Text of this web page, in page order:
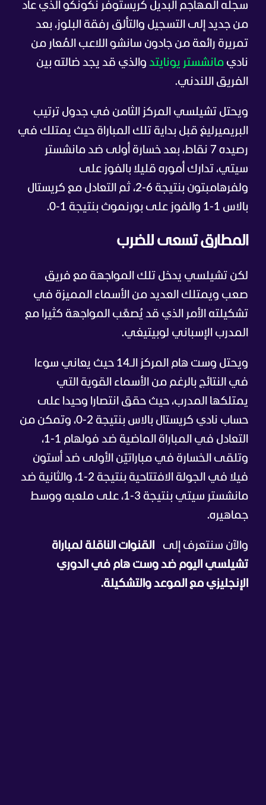
سجله المهاجم البديل كريستوفر نكونكو الذي عاد
من جديد إلى التسجيل والتألق رفقة البلوز، بعد
تمريرة رائعة من جادون سانشو اللاعب المُعار من
نادي مانشستر يونايتد والذي قد يجد ضالته بين
الفريق اللندني.
ويحتل تشيلسي المركز الثامن في جدول ترتيب
البريميرليغ قبل بداية تلك المباراة حيث يمتلك في
رصيده 7 نقاط، بعد خسارة أولى ضد مانشستر
سيتي، تدارك أموره قليلا بالفوز على
ولفرهامبتون بنتيجة 6-2، ثم التعادل مع كريستال
بالاس 1-1 والفوز على بورنموث بنتيجة 1-0.
المطارق تسعى للضرب
لكن تشيلسي يدخل تلك المواجهة مع فريق
صعب ويمتلك العديد من الأسماء المميزة في
تشكيلته الأمر الذي قد يُصعّب المواجهة كثيرا مع
المدرب الإسباني لوبيتيغي.
ويحتل وست هام المركز الـ14 حيث يعاني سوءا
في النتائج بالرغم من الأسماء القوية التي
يمتلكها المدرب، حيث حقق انتصارا وحيدا على
حساب نادي كريستال بالاس بنتيجة 2-0، وتمكن من
التعادل في المباراة الماضية ضد فولهام 1-1،
وتلقى الخسارة في مباراتيّن الأولى ضد أستون
فيلا في الجولة الافتتاحية بنتيجة 2-1، والثانية ضد
مانشستر سيتي بنتيجة 3-1، على ملعبه ووسط
جماهيره.
والآن سنتعرف إلى
القنوات الناقلة لمباراة
تشيلسي اليوم ضد وست هام في الدوري
الإنجليزي مع الموعد والتشكيلة.